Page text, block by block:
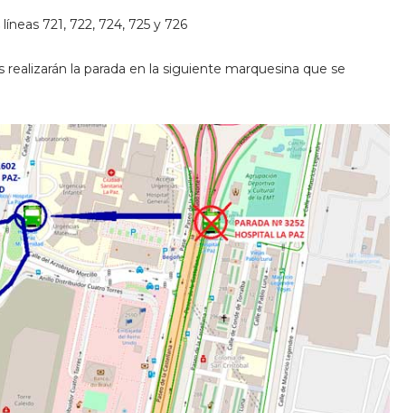
líneas 721, 722, 724, 725 y 726
realizarán la parada en la siguiente marquesina que se